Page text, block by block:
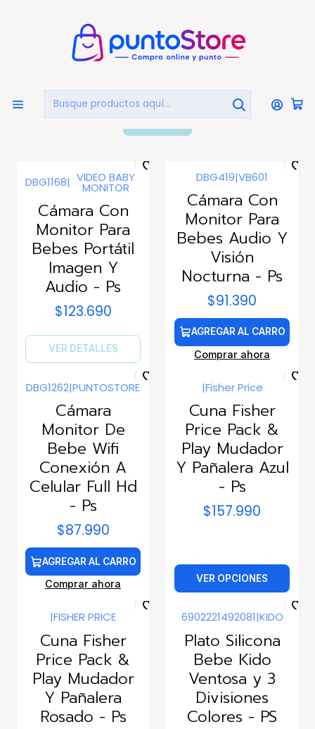
Inicio BEBES
BEBES
Agotado
DBG1168| VIDEO BABY
MONITOR
Cámara Con
Monitor Para
Bebes Portátil
Imagen Y
Audio - Ps
$123.690
VER DETALLES
DBG419|VB601
Cámara Con
Monitor Para
Bebes Audio Y
Visión
Nocturna - Ps
$91.390
AGREGAR AL CARRO
Comprar ahora
DBG1262|PUNTOSTORE
Cámara
Monitor De
Bebe Wifi
Conexión A
Celular Full Hd
- Ps
$87.990
AGREGAR AL CARRO
Comprar ahora
|Fisher Price
Cuna Fisher
Price Pack &
Play Mudador
Y Pañalera Azul
- Ps
$157.990
VER OPCIONES
|FISHER PRICE
Cuna Fisher
Price Pack &
Play Mudador
Y Pañalera
Rosado - Ps
6902221492081|KIDO
Plato Silicona
Bebe Kido
Ventosa y 3
Divisiones
Colores - PS